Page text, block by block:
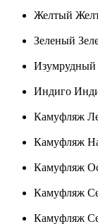
Желтый
Зеленый
Изумрудный
Индиго
Камуфляж
Камуфляж
Камуфляж
Камуфляж
Камуфляж